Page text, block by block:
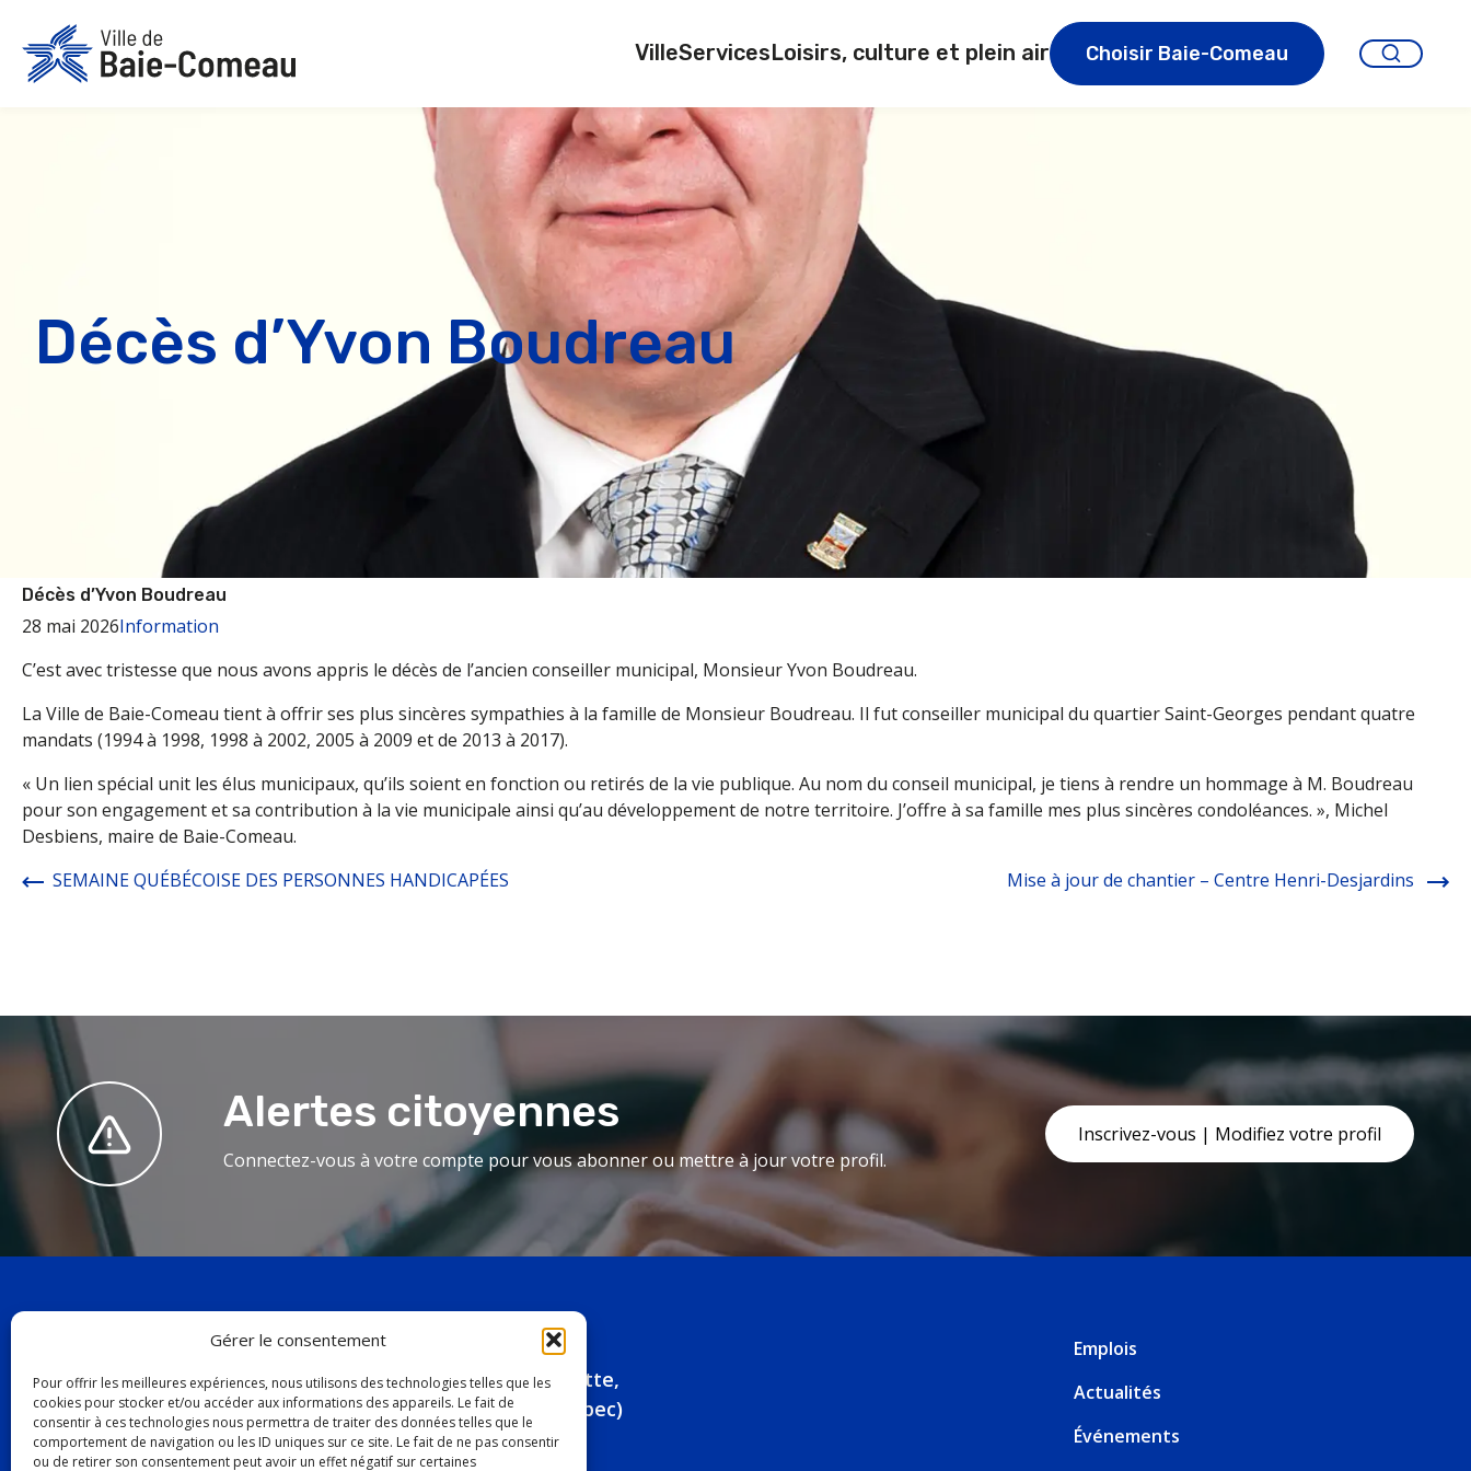
Gérer le consentement
Pour offrir les meilleures expériences, nous utilisons des technologies telles que les
cookies pour stocker et/ou accéder aux informations des appareils. Le fait de
consentir à ces technologies nous permettra de traiter des données telles que le
comportement de navigation ou les ID uniques sur ce site. Le fait de ne pas consentir
ou de retirer son consentement peut avoir un effet négatif sur certaines
contenu
VilleServicesLoisirs, culture et plein air Choisir Baie-Comeau
Décès d’Yvon Boudreau
Décès d’Yvon Boudreau
28 mai 2026Information
C’est avec tristesse que nous avons appris le décès de l’ancien conseiller municipal, Monsieur Yvon Boudreau.
La Ville de Baie-Comeau tient à offrir ses plus sincères sympathies à la famille de Monsieur Boudreau. Il fut conseiller municipal du quartier Saint-Georges pendant quatre
mandats (1994 à 1998, 1998 à 2002, 2005 à 2009 et de 2013 à 2017).
« Un lien spécial unit les élus municipaux, qu’ils soient en fonction ou retirés de la vie publique. Au nom du conseil municipal, je tiens à rendre un hommage à M. Boudreau
pour son engagement et sa contribution à la vie municipale ainsi qu’au développement de notre territoire. J’offre à sa famille mes plus sincères condoléances. », Michel
Desbiens, maire de Baie-Comeau.
SEMAINE QUÉBÉCOISE DES PERSONNES HANDICAPÉES
Mise à jour de chantier – Centre Henri-Desjardins
Alertes citoyennes
Connectez-vous à votre compte pour vous abonner ou mettre à jour votre profil.
Inscrivez-vous | Modifiez votre profil
19, avenue Marquette,
Baie-Comeau (Québec)
G4Z 1K5
Emplois
Actualités
Événements